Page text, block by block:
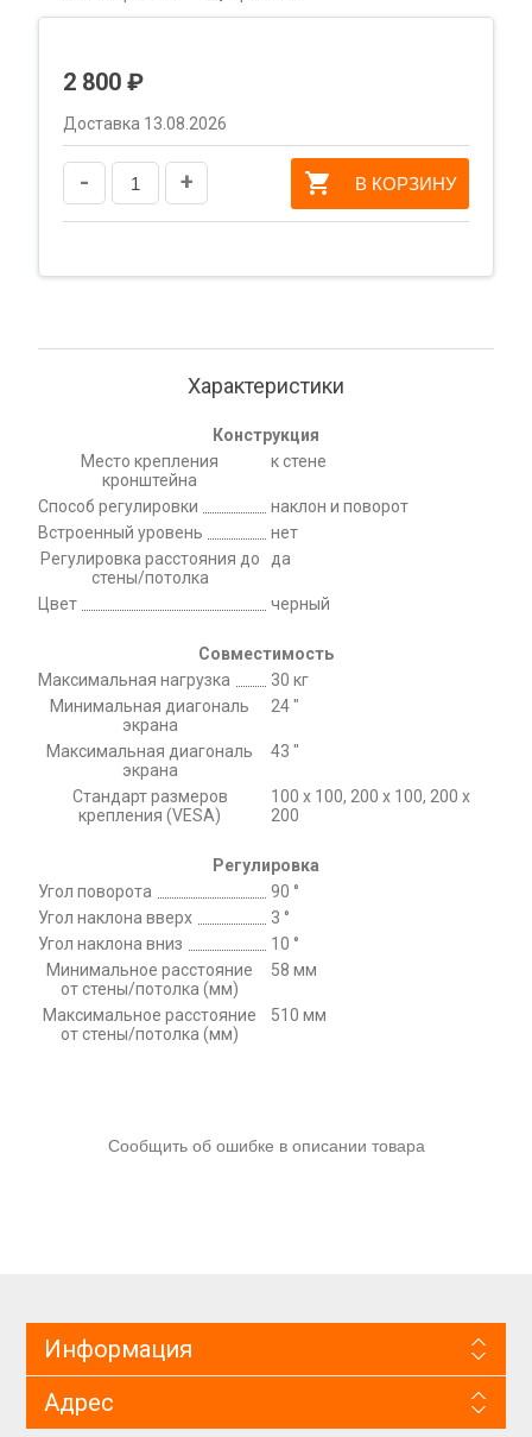
2 800 ₽
Доставка 13.08.2026
- + В КОРЗИНУ
Характеристики
Конструкция
Место крепления
кронштейна
к стене
Способ регулировки
наклон и поворот
Встроенный уровень
нет
Регулировка расстояния до
стены/потолка
да
Цвет черный
Совместимость
Максимальная нагрузка
30 кг
Минимальная диагональ
экрана
24 "
Максимальная диагональ
экрана
43 "
Стандарт размеров
крепления (VESA)
100 x 100, 200 x 100, 200 x
200
Регулировка
Угол поворота
90 °
Угол наклона вверх
3 °
Угол наклона вниз
10 °
Минимальное расстояние
от стены/потолка (мм)
58 мм
Максимальное расстояние
от стены/потолка (мм)
510 мм
Сообщить об ошибке в описании товара
Информация
Адрес